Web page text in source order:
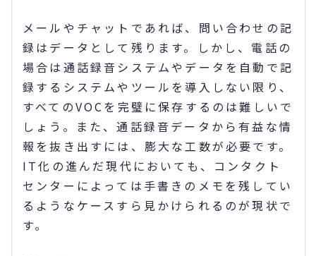
メールやチャットであれば、問い合わせの記
録はデータとして残ります。しかし、電話の
場合は通話録音システムやデータを自動で記
録するシステムやツールを導入しない限り、
すべてのVOCを完璧に保存するのは難しいで
しょう。また、通話録音データから有益な情
報を抜き出すには、膨大な工数が必要です。
IT化の進んだ現代においても、コンタクト
センターによっては手書きのメモを残してい
るようなケースすら見かけられるのが現状で
す。